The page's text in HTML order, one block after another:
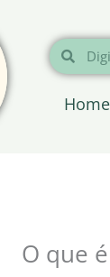
Home
O que